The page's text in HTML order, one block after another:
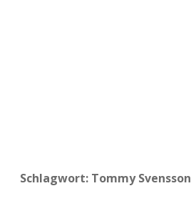
Schlagwort: Tommy Svensson